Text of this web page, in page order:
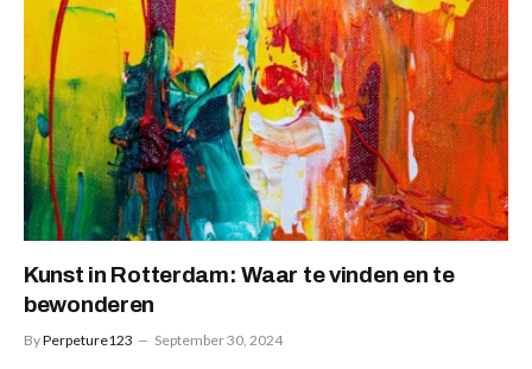
Kunst in Rotterdam: Waar te vinden en te
bewonderen
ByPerpeture123 September 30, 2024